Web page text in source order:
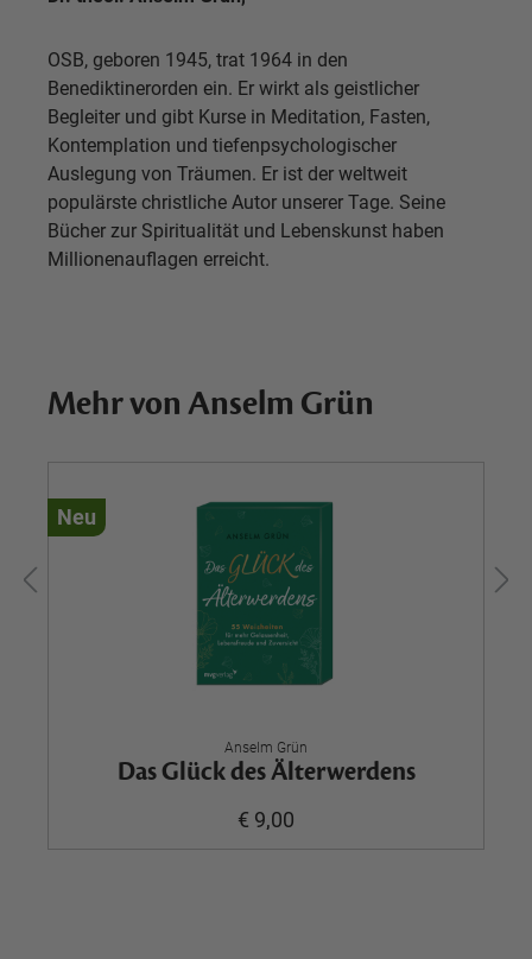
OSB, geboren 1945, trat 1964 in den
Benediktinerorden ein. Er wirkt als geistlicher
Begleiter und gibt Kurse in Meditation, Fasten,
Kontemplation und tiefenpsychologischer
Auslegung von Träumen. Er ist der weltweit
populärste christliche Autor unserer Tage. Seine
Bücher zur Spiritualität und Lebenskunst haben
Millionenauflagen erreicht.
Mehr von Anselm Grün
Neu
Anselm Grün
Das Glück des Älterwerdens
€ 9,00